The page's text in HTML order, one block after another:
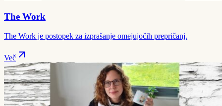
The Work
The Work je postopek za izprašanje omejujočih prepričanj.
Več